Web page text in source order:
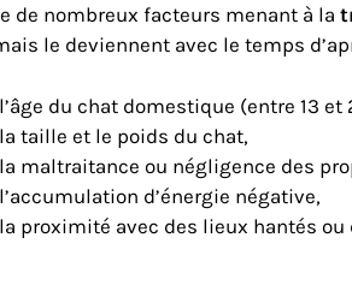
de nombreux facteurs menant à la
le deviennent avec le temps
l’âge du chat domestique (entre 13
la taille et le poids du chat,
la maltraitance ou négligence des
l’accumulation d’énergie négative,
la proximité avec des lieux hantés ou